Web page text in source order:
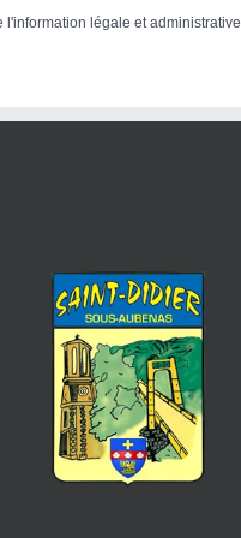
l'information légale et administrative